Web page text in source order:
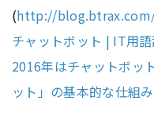
(http://
チャットボット | IT用
2016年はチャットボッ
ット」の基本的な仕組